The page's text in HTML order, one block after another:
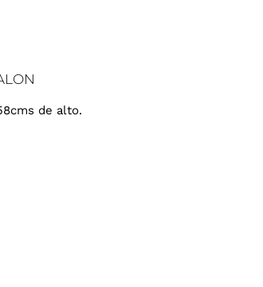
de alto.